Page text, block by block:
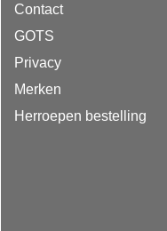
Contact
GOTS
Privacy
Merken
Herroepen bestelling